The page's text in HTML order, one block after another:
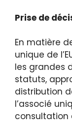
Prise de
En matière
unique de
les grandes
statuts,
distribution
l’associé
consultation